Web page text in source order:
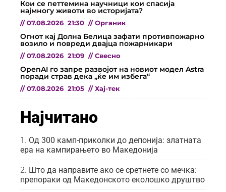
Кои се петтемина научници кои спасија
најмногу животи во историјата?
// 07.08.2026 21:30 // Органик
Огнот кај Долна Белица зафати противпожарно
возило и повреди двајца пожарникари
// 07.08.2026 21:09 // Свесно
OpenAI го запре развојот на новиот модел Astra
поради страв дека „ќе им избега“
// 07.08.2026 21:05 // Хај-тек
Најчитано
Од 300 камп-приколки до депонија: златната
ера на кампирањето во Македонија
Што да направите ако се сретнете со мечка:
препораки од Македонското еколошко друштво